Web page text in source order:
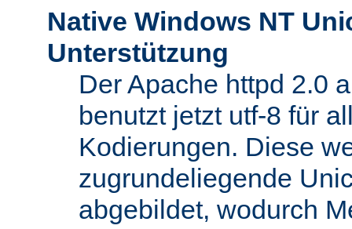
Native Windows NT
Unterstützung
Der Apache httpd 2.0
benutzt jetzt utf-8 für
Kodierungen. Diese
zugrundeliegende
abgebildet, wodurch